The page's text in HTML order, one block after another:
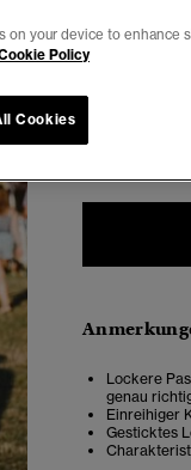
Lockere
genau
Einreihiger
Gesticktes
on your device to enhance
Policy
Cookies